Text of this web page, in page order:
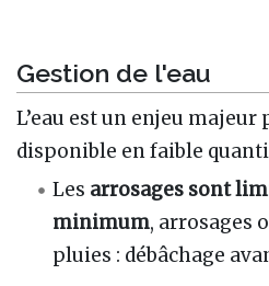
Gestion de l'eau
L’eau est un enjeu
disponible en faible
Les arrosages sont
minimum, arrosages
pluies : débâchage